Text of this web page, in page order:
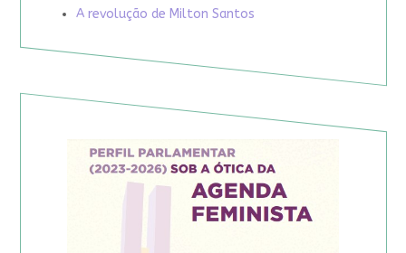
A revolução de Milton Santos